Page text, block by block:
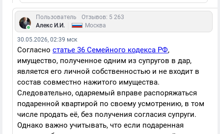
Пользователь
Отзывов: 5 263
Алекс И.И.
Москва
30.05.2026, 02:39 мск
Согласно статье 36 Семейного кодекса РФ,
имущество, полученное одним из супругов в дар,
является его личной собственностью и не входит в
состав совместно нажитого имущества.
Следовательно, одаряемый вправе распоряжаться
подаренной квартирой по своему усмотрению, в том
числе продать её, без получения согласия супруги.
Однако важно учитывать, что если подаренная